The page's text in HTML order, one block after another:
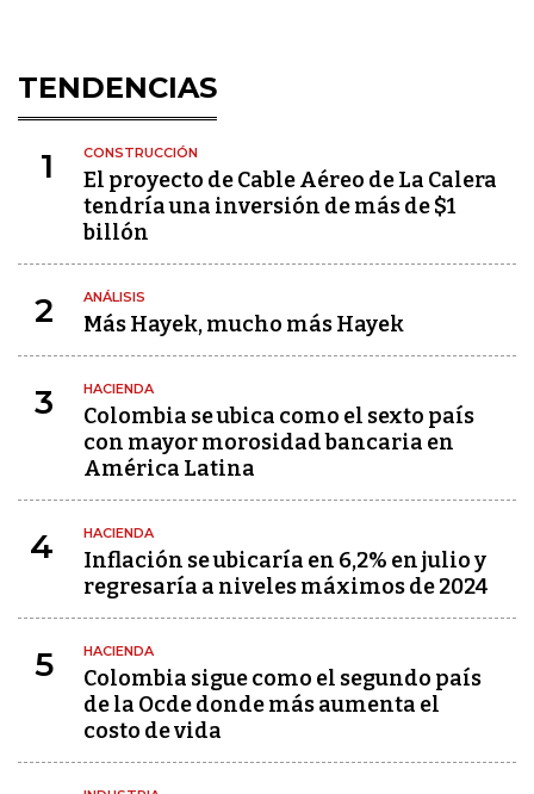
TENDENCIAS
1 CONSTRUCCIÓN
El proyecto de Cable Aéreo de La Calera
tendría una inversión de más de $1
billón
2 ANÁLISIS
Más Hayek, mucho más Hayek
3 HACIENDA
Colombia se ubica como el sexto país
con mayor morosidad bancaria en
América Latina
4 HACIENDA
Inflación se ubicaría en 6,2% en julio y
regresaría a niveles máximos de 2024
5 HACIENDA
Colombia sigue como el segundo país
de la Ocde donde más aumenta el
costo de vida